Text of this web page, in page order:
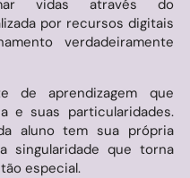
vidas através do
por recursos digitais
verdadeiramente
de aprendizagem que
e suas particularidades.
aluno tem sua própria
singularidade que torna
especial.